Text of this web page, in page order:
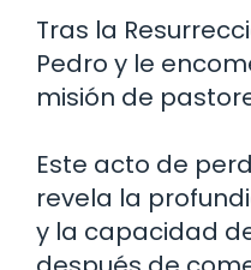
Tras la
Pedro y le
misión de
Este acto de
revela la
y la capacidad